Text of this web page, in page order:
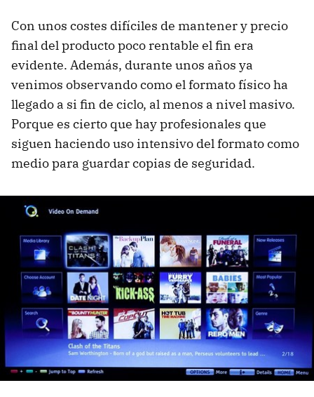
Con unos costes difíciles de mantener y precio
final del producto poco rentable el fin era
evidente. Además, durante unos años ya
venimos observando como el formato físico ha
llegado a si fin de ciclo, al menos a nivel masivo.
Porque es cierto que hay profesionales que
siguen haciendo uso intensivo del formato como
medio para guardar copias de seguridad.